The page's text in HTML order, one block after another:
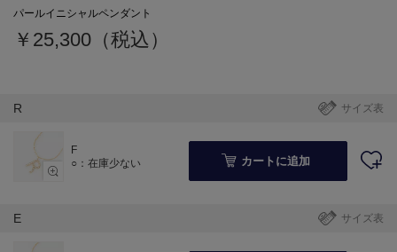
パールイニシャルペンダント
￥25,300（税込）
サイズ表
R
F
○：在庫少ない
カートに追加
サイズ表
E